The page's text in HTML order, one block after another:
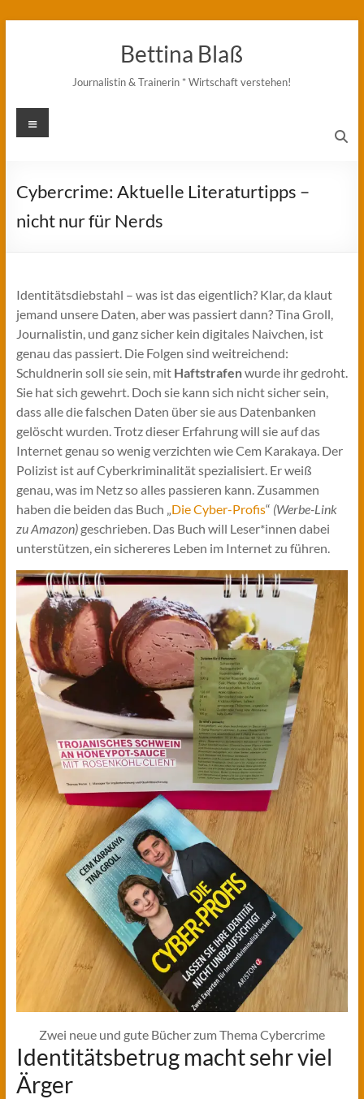
Bettina Blaß
Journalistin & Trainerin * Wirtschaft verstehen!
Menü
Cybercrime: Aktuelle Literaturtipps –
nicht nur für Nerds
Identitätsdiebstahl – was ist das eigentlich? Klar, da klaut
jemand unsere Daten, aber was passiert dann? Tina Groll,
Journalistin, und ganz sicher kein digitales Naivchen, ist
genau das passiert. Die Folgen sind weitreichend:
Schuldnerin soll sie sein, mit Haftstrafenwurde ihr gedroht.
Sie hat sich gewehrt. Doch sie kann sich nicht sicher sein,
dass alle die falschen Daten über sie aus Datenbanken
gelöscht wurden. Trotz dieser Erfahrung will sie auf das
Internet genau so wenig verzichten wie Cem Karakaya. Der
Polizist ist auf Cyberkriminalität spezialisiert. Er weiß
genau, was im Netz so alles passieren kann. Zusammen
haben die beiden das Buch „Die Cyber-Profis“ (Werbe-Link
zu Amazon)geschrieben. Das Buch will Leser*innen dabei
unterstützen, ein sichereres Leben im Internet zu führen.
Zwei neue und gute Bücher zum Thema Cybercrime
Identitätsbetrug macht sehr viel
Ärger